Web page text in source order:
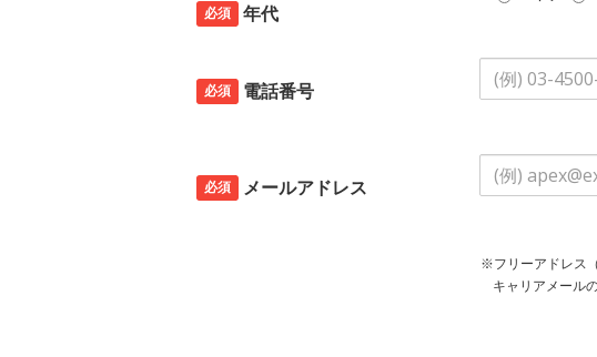
必須 年代
必須 電話番号
必須 メールアドレス
※フリーアドレス
キャリアメールの場合、ご自身の設定